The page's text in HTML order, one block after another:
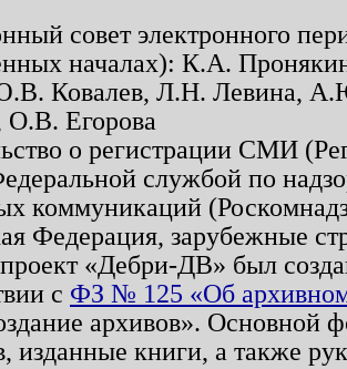
совет электронного
началах): К.А.
Ковалев, Л.Н. Левина,
Егорова
о регистрации СМИ
службой по
коммуникаций
Федерация, зарубежные
«Дебри-ДВ» был
с ФЗ № 125 «Об
архивов». Основной
изданные книги, а также